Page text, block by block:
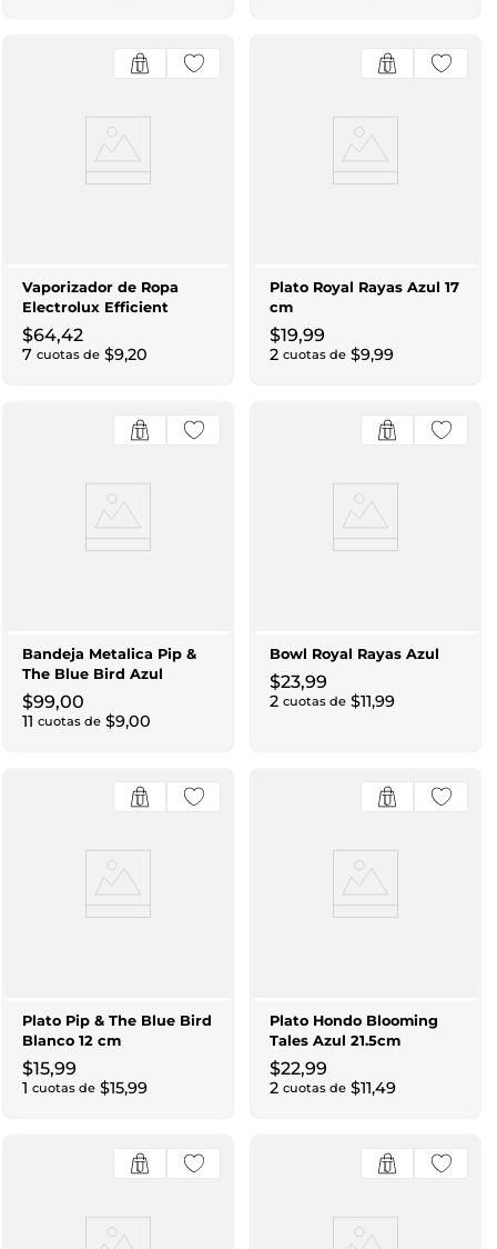
Vaporizador de Ropa
Electrolux Efficient
$64,42
7 cuotas de $9,20
Plato Royal Rayas Azul 17
cm
$19,99
2 cuotas de $9,99
Bandeja Metalica Pip &
The Blue Bird Azul
$99,00
11 cuotas de $9,00
Bowl Royal Rayas Azul
$23,99
2 cuotas de $11,99
Plato Pip & The Blue Bird
Blanco 12 cm
$15,99
1 cuotas de $15,99
Plato Hondo Blooming
Tales Azul 21.5cm
$22,99
2 cuotas de $11,49